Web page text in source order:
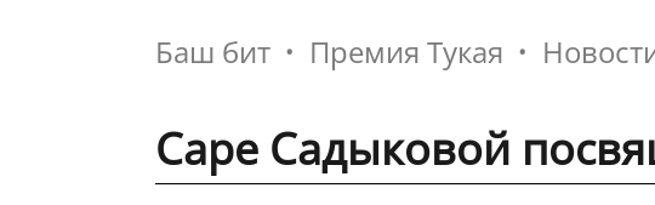
Баш бит Премия Тукая
Саре Садыковой